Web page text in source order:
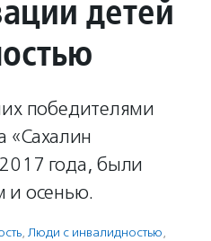
детей
победителями
«Сахалин
года, были
и осенью.
, Люди с инвалидностью,